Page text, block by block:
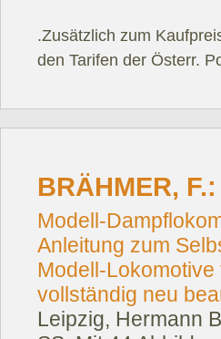
.Zusätzlich zum
den Tarifen der Österr.
BRÄHMER, F.:
Modell-
Anleitung zum
Modell-
vollständig neu
Leipzig, Hermann